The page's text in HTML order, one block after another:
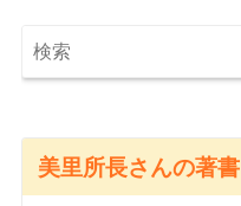
美里所長さんの著書